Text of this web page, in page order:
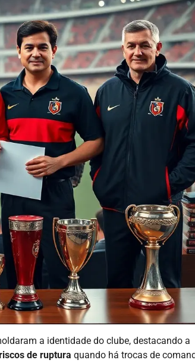
a identidade do clube, destacando a
de ruptura quando há trocas de